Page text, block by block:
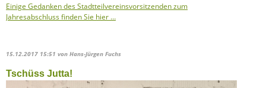
Einige Gedanken des Stadtteilvereinsvorsitzenden zum
Jahresabschluss finden Sie hier …
15.12.2017 15:51 von Hans-Jürgen Fuchs
Tschüss Jutta!